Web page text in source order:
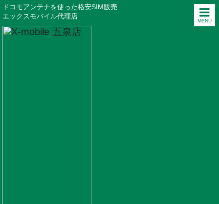
MENU
ドコモアンテナを使った格安SIM販売
エックスモバイル代理店